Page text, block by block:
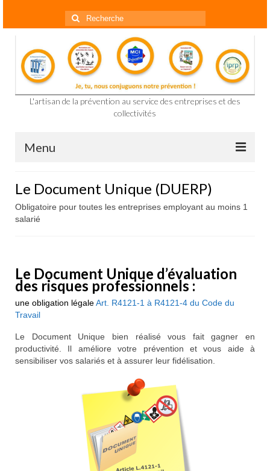
Rechercher
:
L'artisan de la prévention au service des entreprises et des
collectivités
Menu
Présentation
Le Document Unique (DUERP)
La pénibilité
IPRP
Le risque chimique
Le risque routier
Le Document Unique (DUERP)
Obligatoire pour toutes les entreprises employant au moins 1
salarié
Le Document Unique d’évaluation
des risques professionnels :
une obligation légaleArt. R4121-1 à R4121-4 du Code du
Travail
Le Document Unique bien réalisé vous fait gagner en
productivité. Il améliore votre prévention et vous aide à
sensibiliser vos salariés et à assurer leur fidélisation.